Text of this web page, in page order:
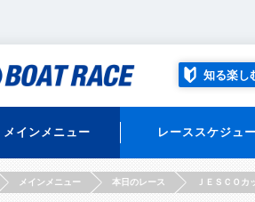
知る楽し
メインメニュー レーススケジュ
HOMEメインメニュー 本日のレース ＪＥＳＣＯ